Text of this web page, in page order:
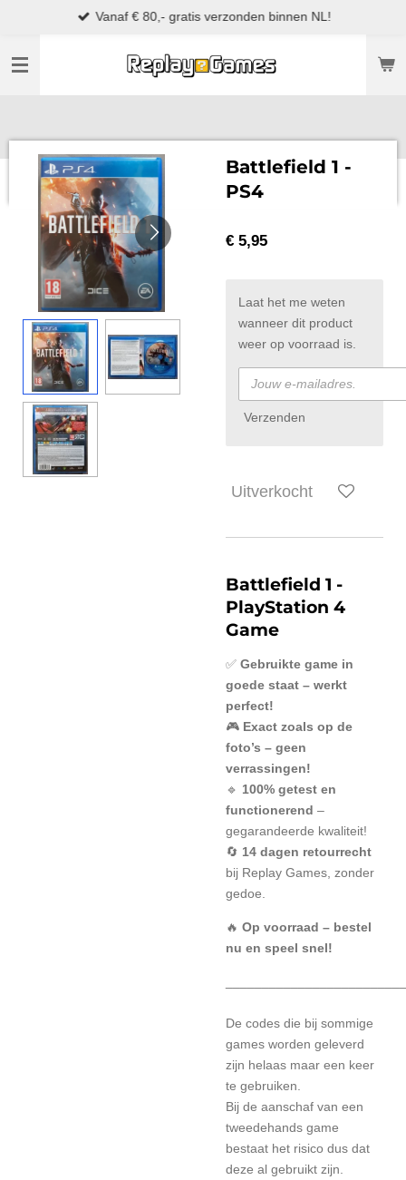
naar
Vanaf € 80,- gratis verzonden binnen NL!
Battlefield 1 -
PS4
€ 5,95
Laat het me weten
wanneer dit product
weer op voorraad is.
Verzenden
Uitverkocht
Battlefield 1 -
PlayStation 4
Game
✅ Gebruikte game in
goede staat – werkt
perfect!
🎮 Exact zoals op de
foto’s – geen
verrassingen!
🔹 100% getest en
functionerend –
gegarandeerde kwaliteit!
🔄 14 dagen retourrecht
bij Replay Games, zonder
gedoe.
🔥 Op voorraad – bestel
nu en speel snel!
De codes die bij sommige
games worden geleverd
zijn helaas maar een keer
te gebruiken.
Bij de aanschaf van een
tweedehands game
bestaat het risico dus dat
deze al gebruikt zijn.